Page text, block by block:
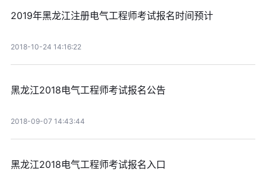
2019年黑龙江注册电气工程师考试报名时间预计
2018-10-24 14:16:22
黑龙江2018电气工程师考试报名公告
2018-09-07 14:43:44
黑龙江2018电气工程师考试报名入口